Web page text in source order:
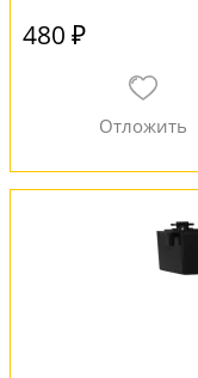
480 ₽